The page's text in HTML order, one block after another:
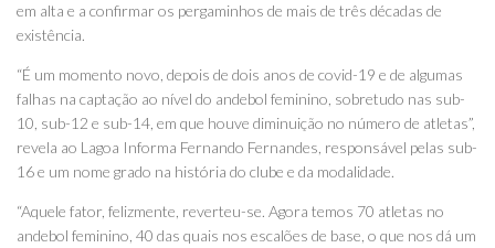
em alta e a confirmar os pergaminhos de mais de três décadas de
existência.
“É um momento novo, depois de dois anos de covid-19 e de algumas
falhas na captação ao nível do andebol feminino, sobretudo nas sub-
10, sub-12 e sub-14, em que houve diminuição no número de atletas”,
revela ao Lagoa Informa Fernando Fernandes, responsável pelas sub-
16 e um nome grado na história do clube e da modalidade.
“Aquele fator, felizmente, reverteu-se. Agora temos 70 atletas no
andebol feminino, 40 das quais nos escalões de base, o que nos dá um